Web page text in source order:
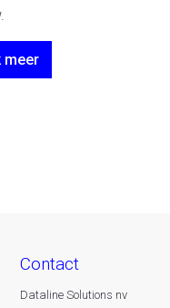
meer
contact
Dataline Solutions nv